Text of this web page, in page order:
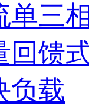
单三
回馈
负载